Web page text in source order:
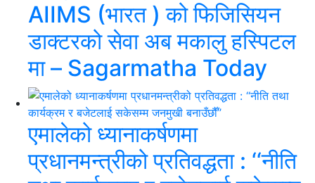
AIIMS (भारत ) को फिजिसियन
डाक्टरको सेवा अब मकालु हस्पिटल
मा – Sagarmatha Today
एमालेको ध्यानाकर्षणमा
प्रधानमन्त्रीको प्रतिवद्धता : ‘‘नीति